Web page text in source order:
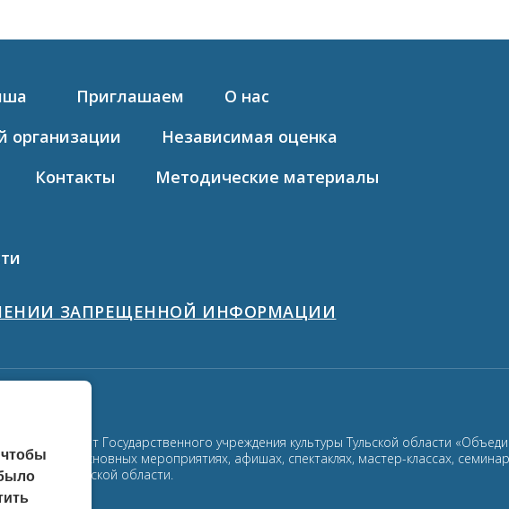
Приглашаем
О нас
организации
Независимая оценка
Контакты
Методические материалы
ЗАПРЕЩЕННОЙ ИНФОРМАЦИИ
сайт Государственного учреждения культуры Тульской области
об основных мероприятиях, афишах, спектаклях, мастер-классах,
в Тульской области.